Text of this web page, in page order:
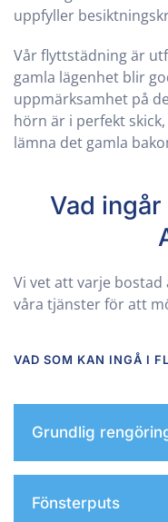
uppfyller
Vår flyttstädning är
gamla lägenhet blir
uppmärksamhet på
hörn är i perfekt
lämna det gamla
Vad
Vi vet att varje
våra tjänster för att
VAD SOM KAN INGÅ I
Grundlig
Fönsterputs